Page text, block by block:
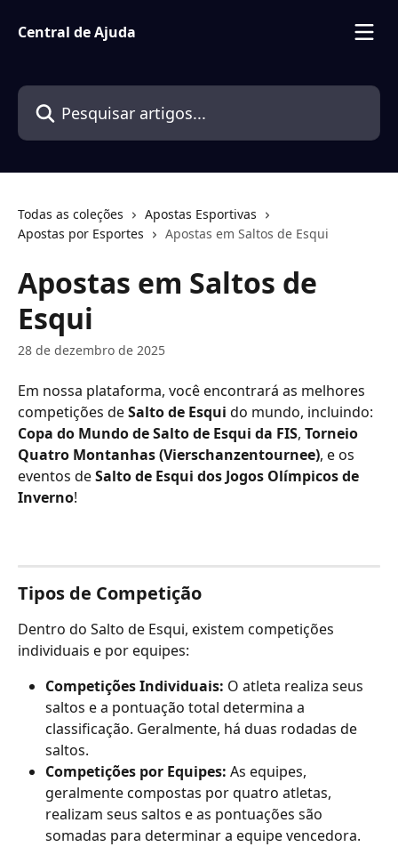
Central de Ajuda
Pesquisar artigos...
Todas as coleções
Apostas Esportivas
Apostas por Esportes
Apostas em Saltos de Esqui
Apostas em Saltos de
Esqui
28 de dezembro de 2025
Em nossa plataforma, você encontrará as melhores
competições de Salto de Esqui do mundo, incluindo:
Copa do Mundo de Salto de Esqui da FIS, Torneio
Quatro Montanhas (Vierschanzentournee), e os
eventos de Salto de Esqui dos Jogos Olímpicos de
Inverno!
Tipos de Competição
Dentro do Salto de Esqui, existem competições
individuais e por equipes:
Competições Individuais: O atleta realiza seus
saltos e a pontuação total determina a
classificação. Geralmente, há duas rodadas de
saltos.
Competições por Equipes: As equipes,
geralmente compostas por quatro atletas,
realizam seus saltos e as pontuações são
somadas para determinar a equipe vencedora.